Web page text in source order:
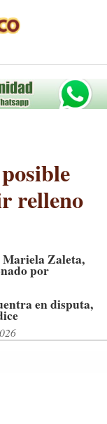
relleno
Zaleta,
por
en disputa,